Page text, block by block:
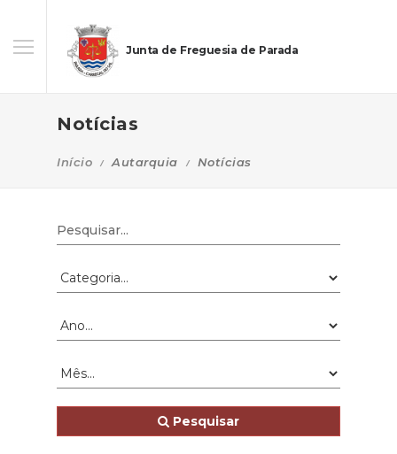
Junta de Freguesia de Parada
Notícias
Início Autarquia Notícias
Pesquisar